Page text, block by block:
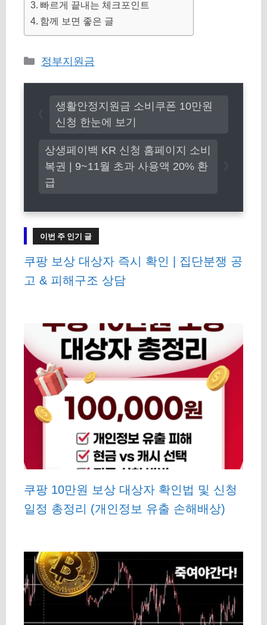
빠르게 끝내는 체크포인트
함께 보면 좋은 글
카
정부지원금
상생페이백 KR 신청 홈페이지 소비
복권 | 9~11월 초과 사용액 20% 환
급
생활안정지원금 소비쿠폰 10만원
신청 한눈에 보기
이번 주 인기 글
쿠팡 보상 대상자 즉시 확인 | 집단분쟁 공
고 & 피해구조 상담
쿠팡 10만원 보상 대상자 확인법 및 신청
일정 총정리 (개인정보 유출 손해배상)